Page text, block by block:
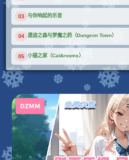
03 与你响起的乐音
04 遗迹之森与梦魔之药（Dungeon Town）
05 小猫之家（Cat&rooms）